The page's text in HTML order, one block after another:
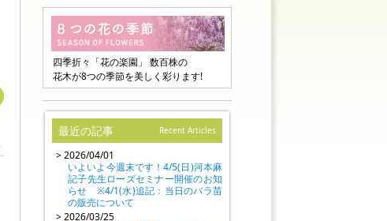
四季折々「花の楽園」 数百株の
花木が8つの季節を美しく彩ります!
Recent Articles
最近の記事
> 2026/04/01
いよいよ今週末です！4/5(日)河本麻
記子先生ローズセミナー開催のお知
らせ ※4/1(水)追記：当日のバラ苗
の販売について
> 2026/03/25